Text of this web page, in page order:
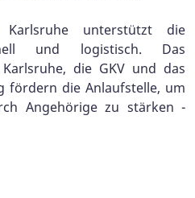
unterstützt die
und logistisch. Das
die GKV und das
fördern die Anlaufstelle, um
Angehörige zu stärken -